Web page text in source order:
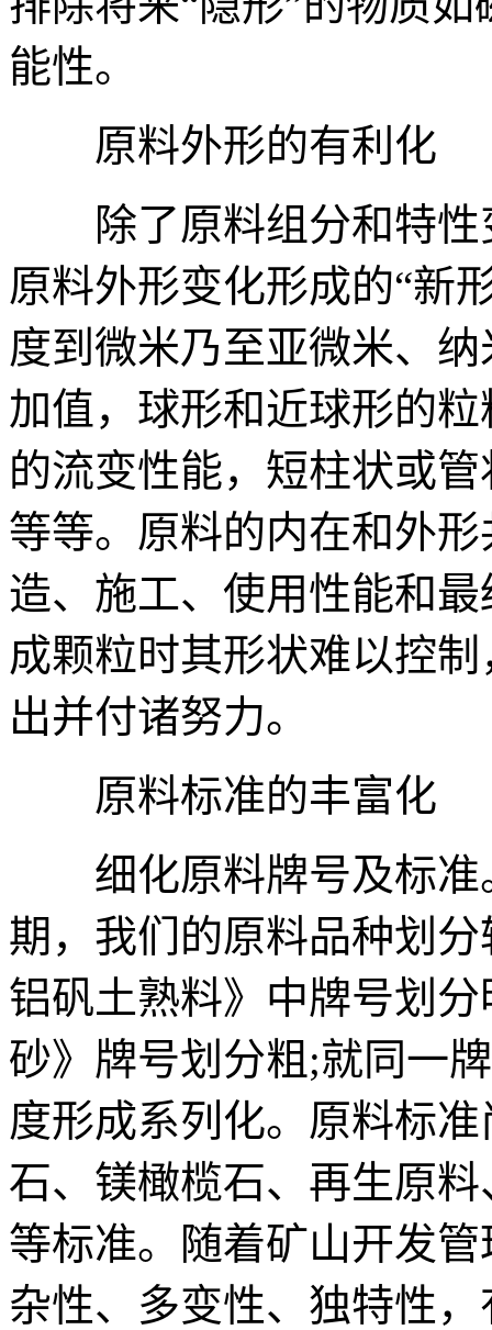
能性。
原料外形的有利化
除了原料组分和特性
原料外形变化形成的“新
度到微米乃至亚微米、
加值，球形和近球形的
的流变性能，短柱状或
等等。原料的内在和外
造、施工、使用性能和
成颗粒时其形状难以控
出并付诸努力。
原料标准的丰富化
细化原料牌号及标准
期，我们的原料品种划
铝矾土熟料》中牌号划
砂》牌号划分粗;就同一
度形成系列化。原料标
石、镁橄榄石、再生原
等标准。随着矿山开发
杂性、多变性、独特性